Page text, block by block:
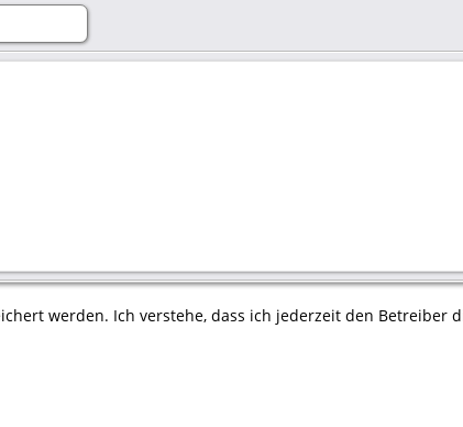
werden. Ich verstehe, dass ich jederzeit den Betreiber